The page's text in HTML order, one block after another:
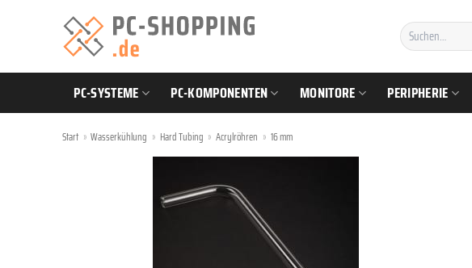
Suchen
nach:
PC-SYSTEME PC-KOMPONENTEN MONITORE PERIPHERIE
Start » Wasserkühlung » Hard Tubing » Acrylröhren » 16 mm